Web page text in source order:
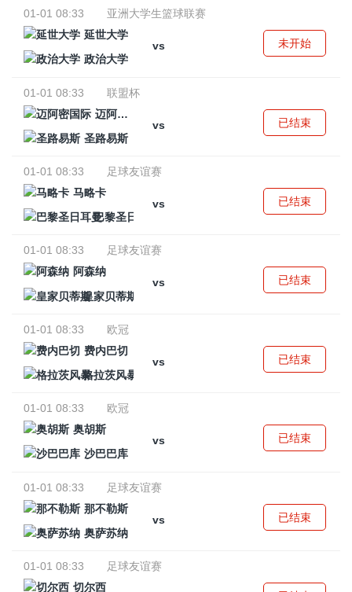
01-01 08:33
亚洲大学生篮球联赛
延世大学
vs
政治大学
未开始
01-01 08:33
联盟杯
迈阿密国际
vs
圣路易斯
已结束
01-01 08:33
足球友谊赛
马略卡
vs
巴黎圣日耳曼
已结束
01-01 08:33
足球友谊赛
阿森纳
vs
皇家贝蒂斯
已结束
01-01 08:33
欧冠
费内巴切
vs
格拉茨风暴
已结束
01-01 08:33
欧冠
奥胡斯
vs
沙巴巴库
已结束
01-01 08:33
足球友谊赛
那不勒斯
vs
奥萨苏纳
已结束
01-01 08:33
足球友谊赛
切尔西